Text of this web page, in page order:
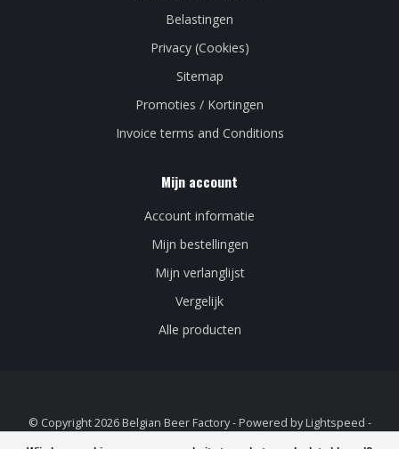
Belastingen
Privacy (Cookies)
Sitemap
Promoties / Kortingen
Invoice terms and Conditions
Mijn account
Account informatie
Mijn bestellingen
Mijn verlanglijst
Vergelijk
Alle producten
© Copyright 2026 Belgian Beer Factory - Powered by Lightspeed -